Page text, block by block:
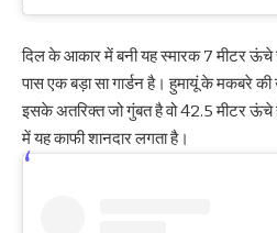
दिल के आकार में बनी यह स्मारक 7 मीटर
पास एक बड़ा सा गार्डन है। हुमायूं के मकबरे
इसके अतरिक्त जो गुंबत है वो 42.5 मीटर
में यह काफी शानदार लगता है।